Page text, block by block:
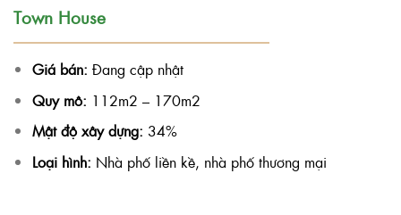
Town House
Giá bán: Đang cập nhật
Quy mô: 112m2 – 170m2
Mật độ xây dựng: 34%
Loại hình: Nhà phố liền kề, nhà phố thương mại